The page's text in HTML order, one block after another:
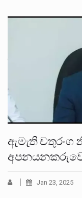
ඇමැති
Jan 23, 2025